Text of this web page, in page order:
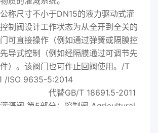
称尺寸不小于DN15的液力驱动式灌
制阀设计工作状态为从全开到全关的
可直接操作（例如通过弹簧或隔膜控
导式控制（例如经隔膜通过可调节先
）。该阀门也可作止回阀使用。/T
/ISO 9635-5:2014
T 18691.5-2011
溉阀 第5部分：控制阀 Agricultural
Irrigation valves-